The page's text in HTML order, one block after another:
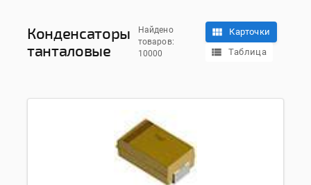
Конденсаторы
танталовые
Найдено
товаров:
10000
Карточки
Таблица